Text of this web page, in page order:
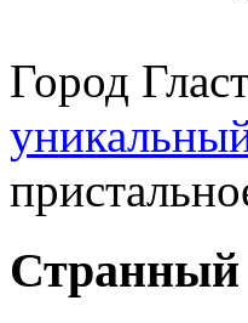
Город
Странный